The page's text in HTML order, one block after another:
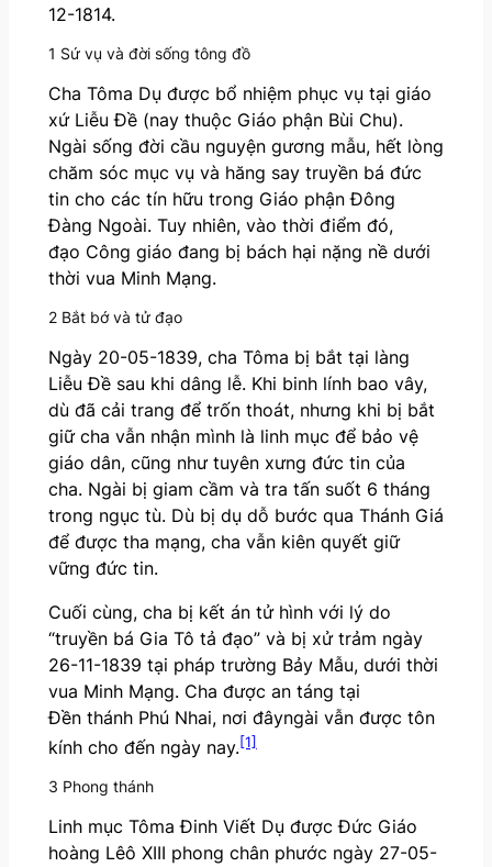
12-1814.
1 Sứ vụ và đời sống tông đồ
Cha Tôma Dụ được bổ nhiệm phục vụ tại giáo
xứ Liễu Đề (nay thuộc Giáo phận Bùi Chu).
Ngài sống đời cầu nguyện gương mẫu, hết lòng
chăm sóc mục vụ và hăng say truyền bá đức
tin cho các tín hữu trong Giáo phận Đông
Đàng Ngoài. Tuy nhiên, vào thời điểm đó,
đạo Công giáo đang bị bách hại nặng nề dưới
thời vua Minh Mạng.
2 Bắt bớ và tử đạo
Ngày 20-05-1839, cha Tôma bị bắt tại làng
Liễu Đề sau khi dâng lễ. Khi binh lính bao vây,
dù đã cải trang để trốn thoát, nhưng khi bị bắt
giữ cha vẫn nhận mình là linh mục để bảo vệ
giáo dân, cũng như tuyên xưng đức tin của
cha. Ngài bị giam cầm và tra tấn suốt 6 tháng
trong ngục tù. Dù bị dụ dỗ bước qua Thánh Giá
để được tha mạng, cha vẫn kiên quyết giữ
vững đức tin.
Cuối cùng, cha bị kết án tử hình với lý do
“truyền bá Gia Tô tả đạo” và bị xử trảm ngày
26-11-1839 tại pháp trường Bảy Mẫu, dưới thời
vua Minh Mạng. Cha được an táng tại
Đền thánh Phú Nhai, nơi đâyngài vẫn được tôn
kính cho đến ngày nay.[1]
3 Phong thánh
Linh mục Tôma Đinh Viết Dụ được Đức Giáo
hoàng Lêô XIII phong chân phước ngày 27-05-